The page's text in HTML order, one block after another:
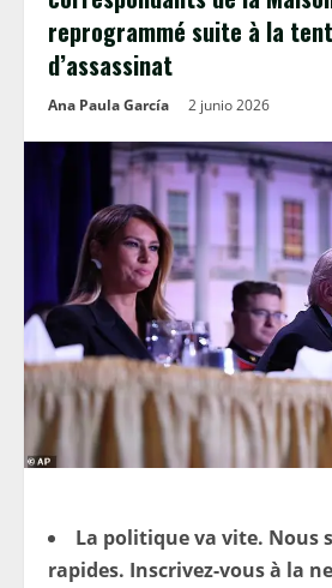
reprogrammé suite à la
d’assassinat
Ana Paula García 2 junio 2026
La politique va vite. Nous
rapides. Inscrivez-vous à la